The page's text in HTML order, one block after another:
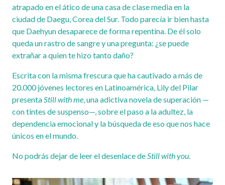
atrapado en el ático de una casa de clase media en la
ciudad de Daegu, Corea del Sur. Todo parecía ir bien hasta
que Daehyun desaparece de forma repentina. De él solo
queda un rastro de sangre y una pregunta: ¿se puede
extrañar a quien te hizo tanto daño?
Escrita con la misma frescura que ha cautivado a más de
20.000 jóvenes lectores en Latinoamérica, Lily del Pilar
presentaStill with me, una adictiva novela de superación —
con tintes de suspenso—, sobre el paso a la adultez, la
dependencia emocional y la búsqueda de eso que nos hace
únicos en el mundo.
No podrás dejar de leer el desenlace deStill with you.